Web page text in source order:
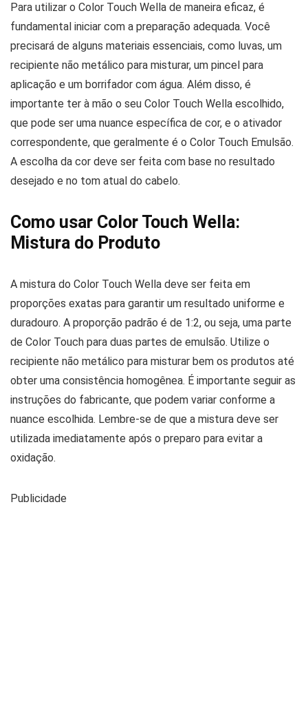
Para utilizar o Color Touch Wella de maneira eficaz, é
fundamental iniciar com a preparação adequada. Você
precisará de alguns materiais essenciais, como luvas, um
recipiente não metálico para misturar, um pincel para
aplicação e um borrifador com água. Além disso, é
importante ter à mão o seu Color Touch Wella escolhido,
que pode ser uma nuance específica de cor, e o ativador
correspondente, que geralmente é o Color Touch Emulsão.
A escolha da cor deve ser feita com base no resultado
desejado e no tom atual do cabelo.
Como usar Color Touch Wella:
Mistura do Produto
A mistura do Color Touch Wella deve ser feita em
proporções exatas para garantir um resultado uniforme e
duradouro. A proporção padrão é de 1:2, ou seja, uma parte
de Color Touch para duas partes de emulsão. Utilize o
recipiente não metálico para misturar bem os produtos até
obter uma consistência homogênea. É importante seguir as
instruções do fabricante, que podem variar conforme a
nuance escolhida. Lembre-se de que a mistura deve ser
utilizada imediatamente após o preparo para evitar a
oxidação.
Publicidade